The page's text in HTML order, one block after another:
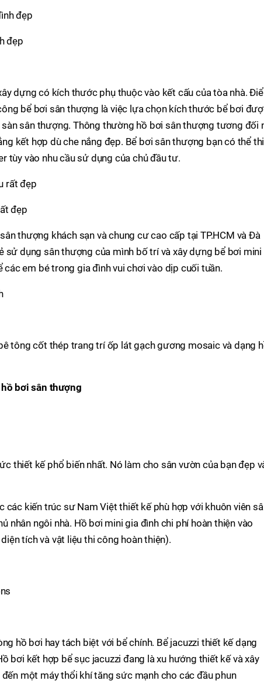
đẹp
dựng có kích thước phụ thuộc vào kết cấu của tòa nhà.
bể bơi sân thượng là việc lựa chọn kích thước bể bơi
sân thượng. Thông thường hồ bơi sân thượng tương đối
kết hợp dù che nắng đẹp. Bể bơi sân thượng bạn có thể
tùy vào nhu cầu sử dụng của chủ đầu tư.
đẹp
thượng khách sạn và chung cư cao cấp tại TP.HCM và Đà
sử dụng sân thượng của mình bố trí và xây dựng bể bơi mini
em bé trong gia đình vui chơi vào dịp cuối tuần.
tông cốt thép trang trí ốp lát gạch gương mosaic và dạng
bơi sân thượng
thiết kế phổ biến nhất. Nó làm cho sân vườn của bạn đẹp
kiến trúc sư Nam Việt thiết kế phù hợp với khuôn viên
nhân ngôi nhà. Hồ bơi mini gia đình chi phí hoàn thiện vào
tích và vật liệu thi công hoàn thiện).
hồ bơi hay tách biệt với bể chính. Bể jacuzzi thiết kế dạng
bơi kết hợp bể sục jacuzzi đang là xu hướng thiết kế và xây
một máy thổi khí tăng sức mạnh cho các đầu phun